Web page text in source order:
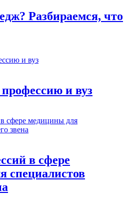
Разбираемся, что
и вуз
в сфере
специалистов